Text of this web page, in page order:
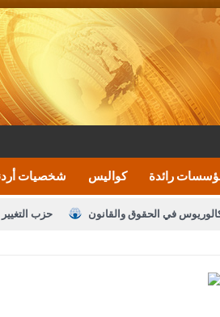
شخصيات كواليس رائدة
حزب في الحقوق والقانون
على شراكة فاعلة مع الإعلام
دعوة المكلفين بخدمة